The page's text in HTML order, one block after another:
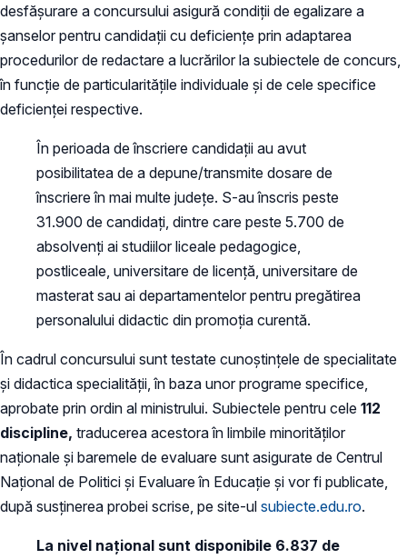
desfășurare a concursului asigură condiții de egalizare a
șanselor pentru candidații cu deficiențe prin adaptarea
procedurilor de redactare a lucrărilor la subiectele de concurs,
în funcție de particularitățile individuale și de cele specifice
deficienței respective.
În perioada de înscriere candidații au avut
posibilitatea de a depune/transmite dosare de
înscriere în mai multe județe. S-au înscris peste
31.900 de candidați, dintre care peste 5.700 de
absolvenți ai studiilor liceale pedagogice,
postliceale, universitare de licență, universitare de
masterat sau ai departamentelor pentru pregătirea
personalului didactic din promoția curentă.
În cadrul concursului sunt testate cunoștințele de specialitate
şi didactica specialităţii, în baza unor programe specifice,
aprobate prin ordin al ministrului. Subiectele pentru cele 112
discipline, traducerea acestora în limbile minorităților
naţionale şi baremele de evaluare sunt asigurate de Centrul
Naţional de Politici şi Evaluare în Educaţie şi vor fi publicate,
după susținerea probei scrise, pe site-ul subiecte.edu.ro.
La nivel naţional sunt disponibile 6.837 de